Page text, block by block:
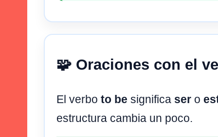
🧩 Oraciones con el
El verbo to be significa ser o
estructura cambia un poco.